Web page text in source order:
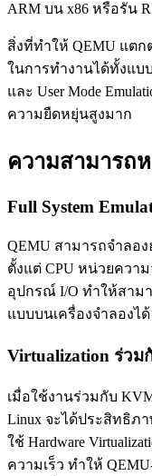
ARM บน x86 หรือรัน
สิ่งที่ทำให้ QEMU แตก
ในการทำงานได้ทั้งแบบ
และ User Mode
ความยืดหยุ่นสูงมาก
ความสามารถ
Full System
QEMU สามารถจำลอ
ตั้งแต่ CPU หน่วยควา
อุปกรณ์ I/O ทำให้สาม
แบบบนเครื่องจำลองได้
Virtualization ร่วม
เมื่อใช้งานร่วมกับ KVM
Linux จะได้ประสิทธิภา
ใช้ Hardware
ความเร็ว ทำให้